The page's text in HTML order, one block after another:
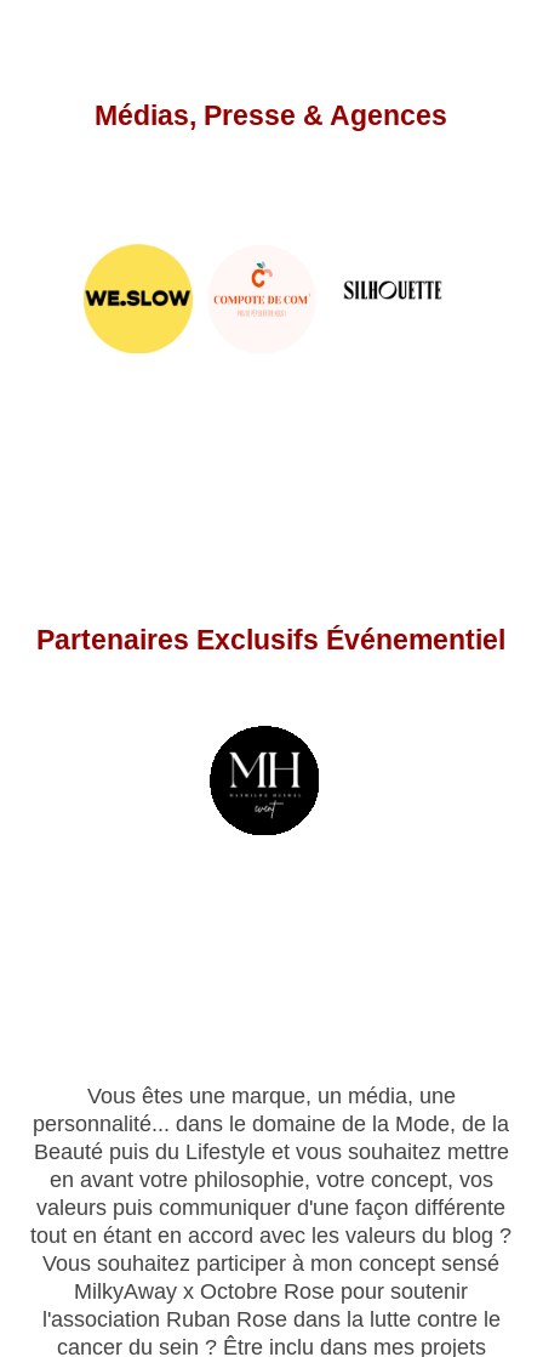
Médias, Presse & Agences
Partenaires Exclusifs Événementiel
Vous êtes une marque, un média, une
personnalité... dans le domaine de la Mode, de la
Beauté puis du Lifestyle et vous souhaitez mettre
en avant votre philosophie, votre concept, vos
valeurs puis communiquer d'une façon différente
tout en étant en accord avec les valeurs du blog ?
Vous souhaitez participer à mon concept sensé
MilkyAway x Octobre Rose pour soutenir
l'association Ruban Rose dans la lutte contre le
cancer du sein ? Être inclu dans mes projets